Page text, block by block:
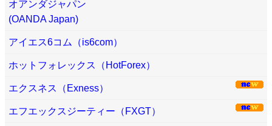
オアンダジャパン
(OANDA Japan)
アイエス6コム（is6com）
ホットフォレックス（HotForex）
エクスネス（Exness）
エフエックスジーティー（FXGT）